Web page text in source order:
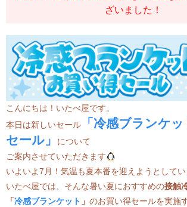
ざいました！
こんにちは！いたべ屋です。
本日は新しいセール
「冷感ブランケ
セール」
について
ご案内させていただきます
いよいよ7月！気温も夏本番を迎えようとして
いたべ屋では、そんな暑い夏におすすめの接触
「冷感ブランケット 」 のお買い得セールを実施